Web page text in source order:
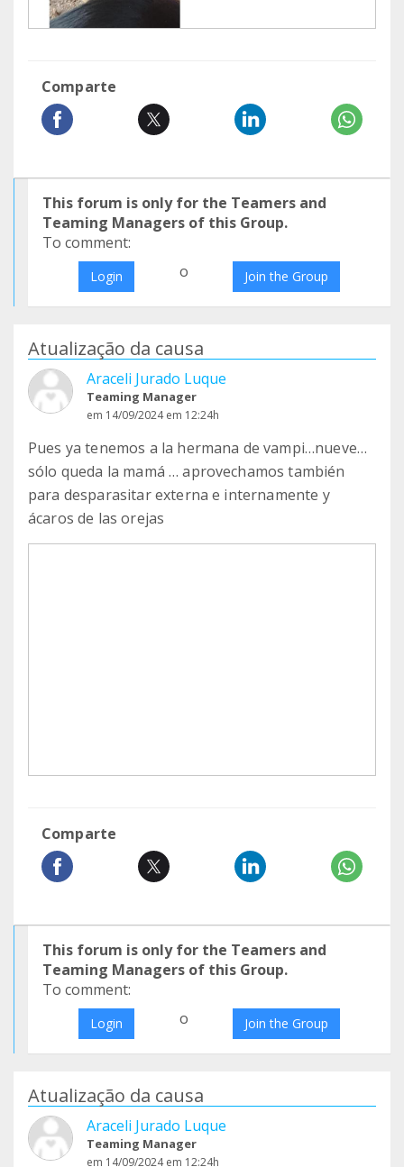
Comparte
This forum is only for the Teamers and
Teaming Managers of this Group.
To comment:
Login o Join the Group
Atualização da causa
Araceli Jurado Luque
Teaming Manager
em 14/09/2024 em 12:24h
Pues ya tenemos a la hermana de vampi…nueve…
sólo queda la mamá … aprovechamos también
para desparasitar externa e internamente y
ácaros de las orejas
Comparte
This forum is only for the Teamers and
Teaming Managers of this Group.
To comment:
Login o Join the Group
Atualização da causa
Araceli Jurado Luque
Teaming Manager
em 14/09/2024 em 12:24h